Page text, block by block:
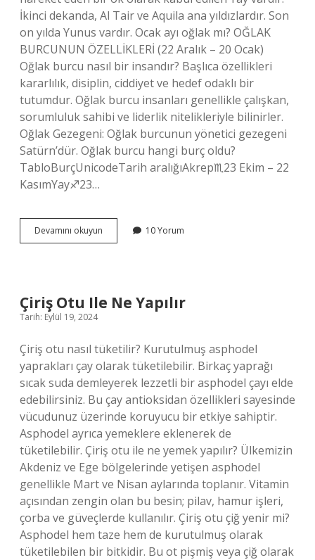
İkinci dekanda, Al Tair ve Aquila ana yıldızlardır. Son
on yılda Yunus vardır. Ocak ayı oğlak mı? OĞLAK
BURCUNUN ÖZELLİKLERİ (22 Aralık – 20 Ocak)
Oğlak burcu nasıl bir insandır? Başlıca özellikleri
kararlılık, disiplin, ciddiyet ve hedef odaklı bir
tutumdur. Oğlak burcu insanları genellikle çalışkan,
sorumluluk sahibi ve liderlik nitelikleriyle bilinirler.
Oğlak Gezegeni: Oğlak burcunun yönetici gezegeni
Satürn’dür. Oğlak burcu hangi burç oldu?
TabloBurçUnicodeTarih aralığıAkrep♏︎23 Ekim – 22
KasımYay♐︎23…
Devamını okuyun
Ocak
10 Yorum
Çiriş Otu Ile Ne Yapılır
Tarih: Eylül 19, 2024
Çiriş otu nasıl tüketilir? Kurutulmuş asphodel
yaprakları çay olarak tüketilebilir. Birkaç yaprağı
sıcak suda demleyerek lezzetli bir asphodel çayı elde
edebilirsiniz. Bu çay antioksidan özellikleri sayesinde
vücudunuz üzerinde koruyucu bir etkiye sahiptir.
Asphodel ayrıca yemeklere eklenerek de
tüketilebilir. Çiriş otu ile ne yemek yapılır? Ülkemizin
Akdeniz ve Ege bölgelerinde yetişen asphodel
genellikle Mart ve Nisan aylarında toplanır. Vitamin
açısından zengin olan bu besin; pilav, hamur işleri,
çorba ve güveçlerde kullanılır. Çiriş otu çiğ yenir mi?
Asphodel hem taze hem de kurutulmuş olarak
tüketilebilen bir bitkidir. Bu ot pişmiş veya çiğ olarak